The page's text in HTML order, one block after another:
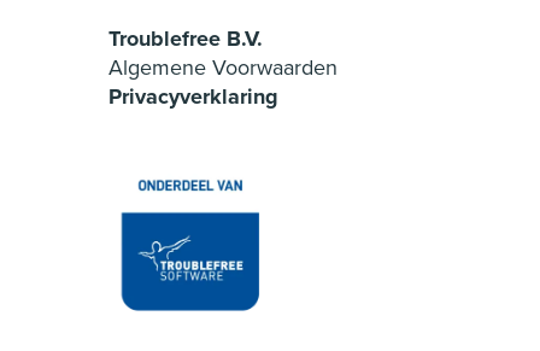
Troublefree B.V.
Algemene Voorwaarden
Privacyverklaring